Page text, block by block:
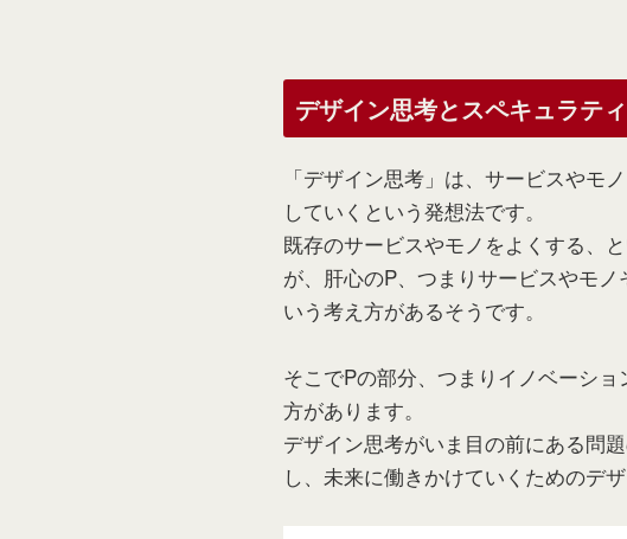
デザイン思考とスペキュラテ
「デザイン思考」は、サービスやモ
していくという発想法です。
既存のサービスやモノをよくする、
が、肝心のP、つまりサービスやモ
いう考え方があるそうです。
そこでPの部分、つまりイノベーシ
方があります。
デザイン思考がいま目の前にある問
し、未来に働きかけていくためのデ